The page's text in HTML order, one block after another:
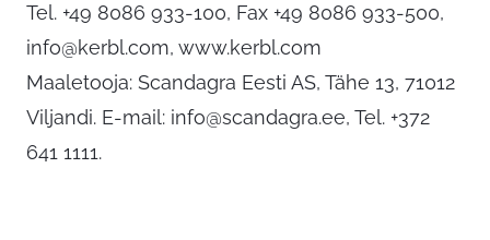
Tel. +49 8086 933-100, Fax +49 8086 933-500,
info@kerbl.com, www.kerbl.com
Maaletooja: Scandagra Eesti AS, Tähe 13, 71012
Viljandi. E-mail: info@scandagra.ee, Tel. +372
641 1111.